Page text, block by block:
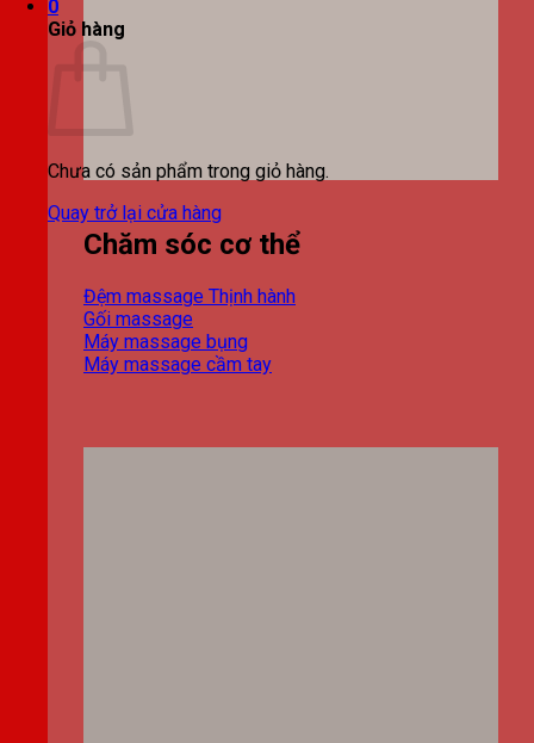
0
Giỏ hàng
Chưa có sản phẩm trong giỏ hàng.
Quay trở lại cửa hàng
Chăm sóc cơ thể
Đệm massage
Gối massage
Máy massage bụng
Máy massage cầm tay